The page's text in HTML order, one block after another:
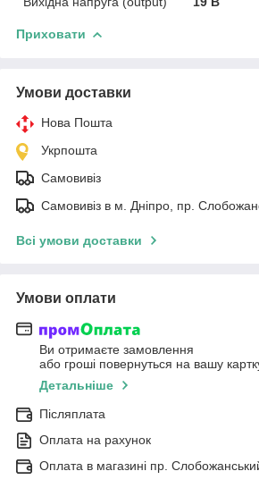
Приховати
Умови доставки
Нова Пошта
Укрпошта
Самовивіз
Самовивіз в м. Дніпро, пр.
Всі умови доставки
Умови оплати
Ви отримаєте замовлення
або гроші повернуться на вашу
Детальніше
Післяплата
Оплата на рахунок
Оплата в магазині пр.